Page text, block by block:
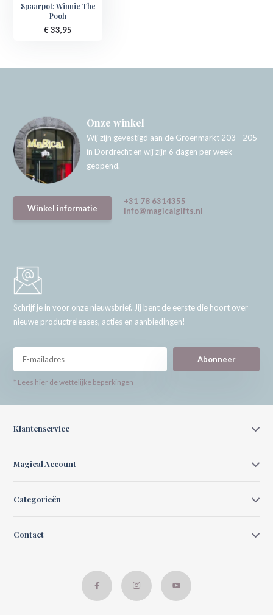
Spaarpot: Winnie The
Pooh
€ 33,95
Onze winkel
Wij zijn gevestigd aan de Groenmarkt 203 - 205
in Dordrecht en wij zijn 6 dagen per week
geopend.
Winkel informatie
+31 78 6314355
info@magicalgifts.nl
Schrijf je in voor onze nieuwsbrief. Jij bent de eerste die hoort over
nieuwe productreleases, acties en aanbiedingen!
Abonneer
* Lees hier de wettelijke beperkingen
Klantenservice
Magical Account
Categorieën
Contact